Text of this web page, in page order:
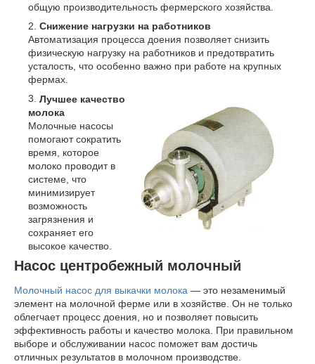
общую производительность фермерского хозяйства.
Снижение нагрузки на работников
Автоматизация процесса доения позволяет снизить
физическую нагрузку на работников и предотвратить
усталость, что особенно важно при работе на крупных
фермах.
Лучшее качество
молока
Молочные насосы
помогают сократить
время, которое
молоко проводит в
системе, что
минимизирует
возможность
загрязнения и
сохраняет его
высокое качество.
Насос центробежный молочный
Молочный насос для выкачки молока — это незаменимый
элемент на молочной ферме или в хозяйстве. Он не только
облегчает процесс доения, но и позволяет повысить
эффективность работы и качество молока. При правильном
выборе и обслуживании насос поможет вам достичь
отличных результатов в молочном производстве.